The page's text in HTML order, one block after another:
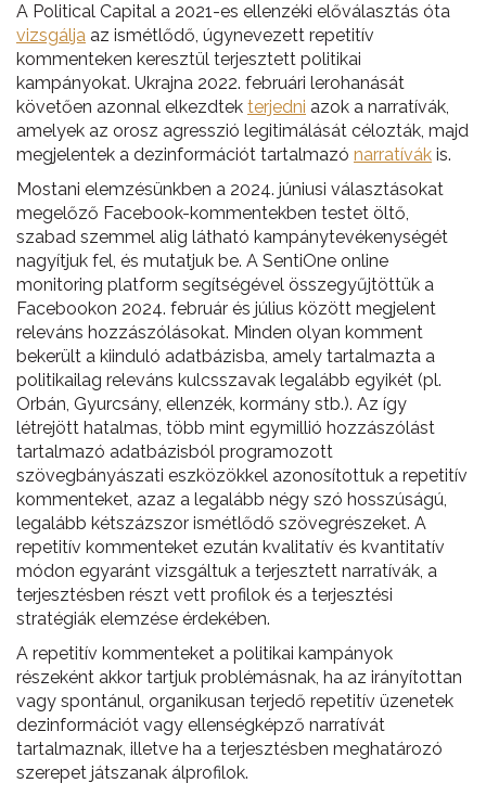
A Political Capital a 2021-es ellenzéki előválasztás óta
vizsgálja az ismétlődő, úgynevezett repetitív
kommenteken keresztül terjesztett politikai
kampányokat. Ukrajna 2022. februári lerohanását
követően azonnal elkezdtek terjedni azok a narratívák,
amelyek az orosz agresszió legitimálását célozták, majd
megjelentek a dezinformációt tartalmazó narratívák is.
Mostani elemzésünkben a 2024. júniusi választásokat
megelőző Facebook-kommentekben testet öltő,
szabad szemmel alig látható kampánytevékenységét
nagyítjuk fel, és mutatjuk be. A SentiOne online
monitoring platform segítségével összegyűjtöttük a
Facebookon 2024. február és július között megjelent
releváns hozzászólásokat. Minden olyan komment
bekerült a kiinduló adatbázisba, amely tartalmazta a
politikailag releváns kulcsszavak legalább egyikét (pl.
Orbán, Gyurcsány, ellenzék, kormány stb.). Az így
létrejött hatalmas, több mint egymillió hozzászólást
tartalmazó adatbázisból programozott
szövegbányászati eszközökkel azonosítottuk a repetitív
kommenteket, azaz a legalább négy szó hosszúságú,
legalább kétszázszor ismétlődő szövegrészeket. A
repetitív kommenteket ezután kvalitatív és kvantitatív
módon egyaránt vizsgáltuk a terjesztett narratívák, a
terjesztésben részt vett profilok és a terjesztési
stratégiák elemzése érdekében.
A repetitív kommenteket a politikai kampányok
részeként akkor tartjuk problémásnak, ha az irányítottan
vagy spontánul, organikusan terjedő repetitív üzenetek
dezinformációt vagy ellenségképző narratívát
tartalmaznak, illetve ha a terjesztésben meghatározó
szerepet játszanak álprofilok.